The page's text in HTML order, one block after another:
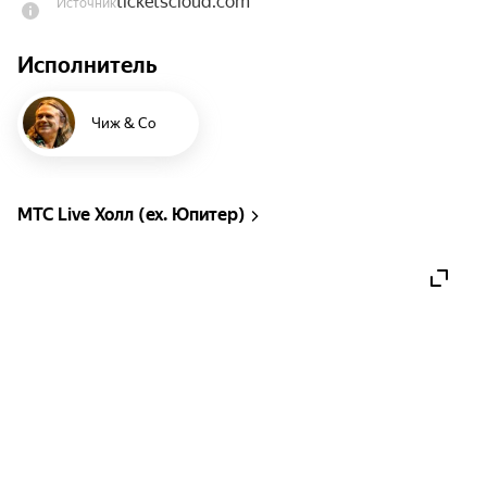
Источник
Исполнитель
Чиж & Co
МТС Live Холл (ex. Юпитер)